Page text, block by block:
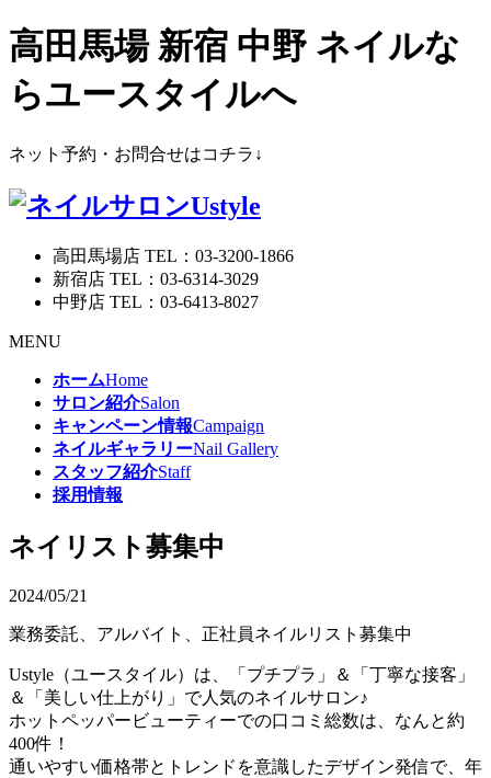
高田馬場 新宿 中野 ネイルな
らユースタイルへ
ネット予約・お問合せはコチラ↓
高田馬場店 TEL：03-3200-1866
新宿店 TEL：03-6314-3029
中野店 TEL：03-6413-8027
MENU
ホームHome
サロン紹介Salon
キャンペーン情報Campaign
ネイルギャラリーNail Gallery
スタッフ紹介Staff
採用情報
ネイリスト募集中
2024/05/21
業務委託、アルバイト、正社員ネイルリスト募集中
Ustyle（ユースタイル）は、「プチプラ」＆「丁寧な接客」
＆「美しい仕上がり」で人気のネイルサロン♪
ホットペッパービューティーでの口コミ総数は、なんと約
400件！
通いやすい価格帯とトレンドを意識したデザイン発信で、年